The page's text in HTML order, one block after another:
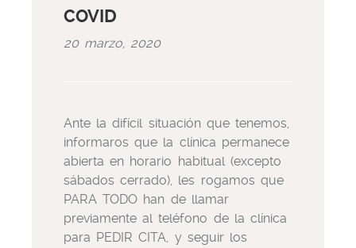
COVID
20 marzo, 2020
Ante la difícil situación que tenemos,
informaros que la clínica permanece
abierta en horario habitual (excepto
sábados cerrado), les rogamos que
PARA TODO han de llamar
previamente al teléfono de la clínica
para PEDIR CITA, y seguir los